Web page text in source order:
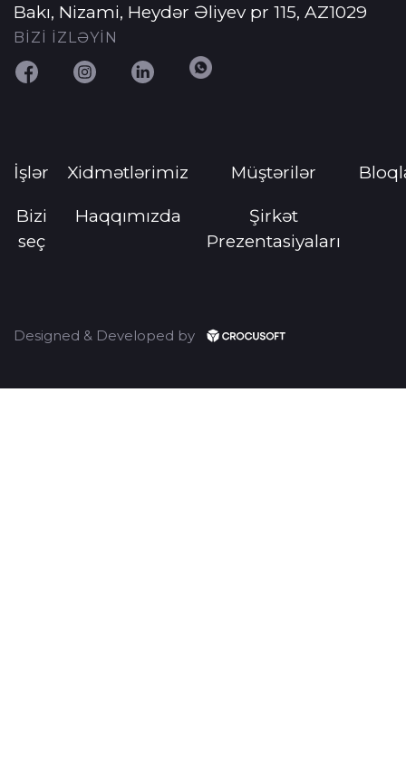
Bakı, Nizami, Heydər Əliyev pr 115, AZ1029
BİZİ İZLƏYİN
İşlər Xidmətlərimiz Müştərilər
Bizi
seç
Haqqımızda
Şirkət
Prezentasiyaları
Designed & Developed by